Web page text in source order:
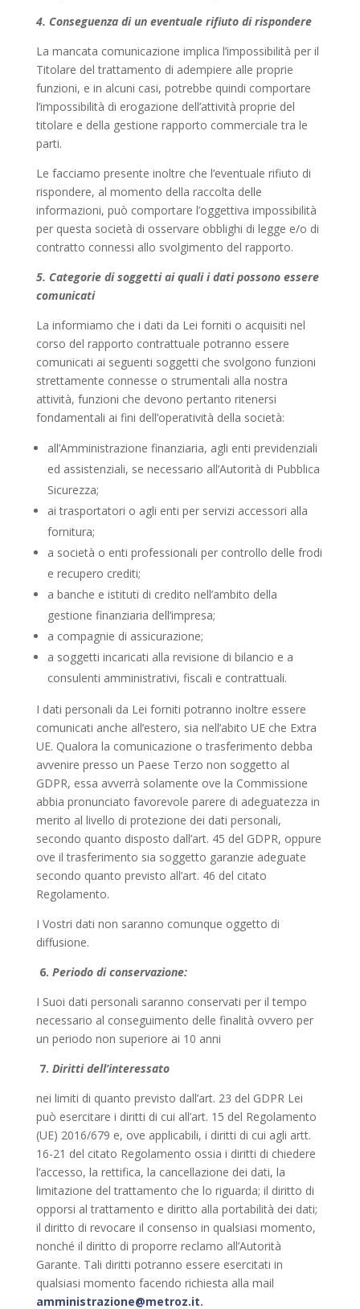
4. Conseguenza di un eventuale rifiuto di rispondere
La mancata comunicazione implica l’impossibilità per il
Titolare del trattamento di adempiere alle proprie
funzioni, e in alcuni casi, potrebbe quindi comportare
l’impossibilità di erogazione dell’attività proprie del
titolare e della gestione rapporto commerciale tra le
parti.
Le facciamo presente inoltre che l’eventuale rifiuto di
rispondere, al momento della raccolta delle
informazioni, può comportare l’oggettiva impossibilità
per questa società di osservare obblighi di legge e/o di
contratto connessi allo svolgimento del rapporto.
5. Categorie di soggetti ai quali i dati possono essere
comunicati
La informiamo che i dati da Lei forniti o acquisiti nel
corso del rapporto contrattuale potranno essere
comunicati ai seguenti soggetti che svolgono funzioni
strettamente connesse o strumentali alla nostra
attività, funzioni che devono pertanto ritenersi
fondamentali ai fini dell’operatività della società:
all’Amministrazione finanziaria, agli enti previdenziali
ed assistenziali, se necessario all’Autorità di Pubblica
Sicurezza;
ai trasportatori o agli enti per servizi accessori alla
fornitura;
a società o enti professionali per controllo delle frodi
e recupero crediti;
a banche e istituti di credito nell’ambito della
gestione finanziaria dell’impresa;
a compagnie di assicurazione;
a soggetti incaricati alla revisione di bilancio e a
consulenti amministrativi, fiscali e contrattuali.
I dati personali da Lei forniti potranno inoltre essere
comunicati anche all’estero, sia nell’abito UE che Extra
UE. Qualora la comunicazione o trasferimento debba
avvenire presso un Paese Terzo non soggetto al
GDPR, essa avverrà solamente ove la Commissione
abbia pronunciato favorevole parere di adeguatezza in
merito al livello di protezione dei dati personali,
secondo quanto disposto dall’art. 45 del GDPR, oppure
ove il trasferimento sia soggetto garanzie adeguate
secondo quanto previsto all’art. 46 del citato
Regolamento.
I Vostri dati non saranno comunque oggetto di
diffusione.
6. Periodo di conservazione:
I Suoi dati personali saranno conservati per il tempo
necessario al conseguimento delle finalità ovvero per
un periodo non superiore ai 10 anni
7. Diritti dell’interessato
nei limiti di quanto previsto dall’art. 23 del GDPR Lei
può esercitare i diritti di cui all’art. 15 del Regolamento
(UE) 2016/679 e, ove applicabili, i diritti di cui agli artt.
16-21 del citato Regolamento ossia i diritti di chiedere
l’accesso, la rettifica, la cancellazione dei dati, la
limitazione del trattamento che lo riguarda; il diritto di
opporsi al trattamento e diritto alla portabilità dei dati;
il diritto di revocare il consenso in qualsiasi momento,
nonché il diritto di proporre reclamo all’Autorità
Garante. Tali diritti potranno essere esercitati in
qualsiasi momento facendo richiesta alla mail
amministrazione@metroz.it.